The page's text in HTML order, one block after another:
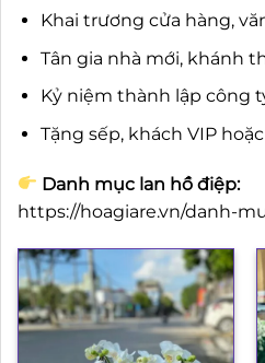
Khai trương cửa hàng,
Tân gia nhà mới, khánh
Kỷ niệm thành lập công
Tặng sếp, khách VIP
Danh mục lan hồ điệp:
https://hoagiare.vn/danh-